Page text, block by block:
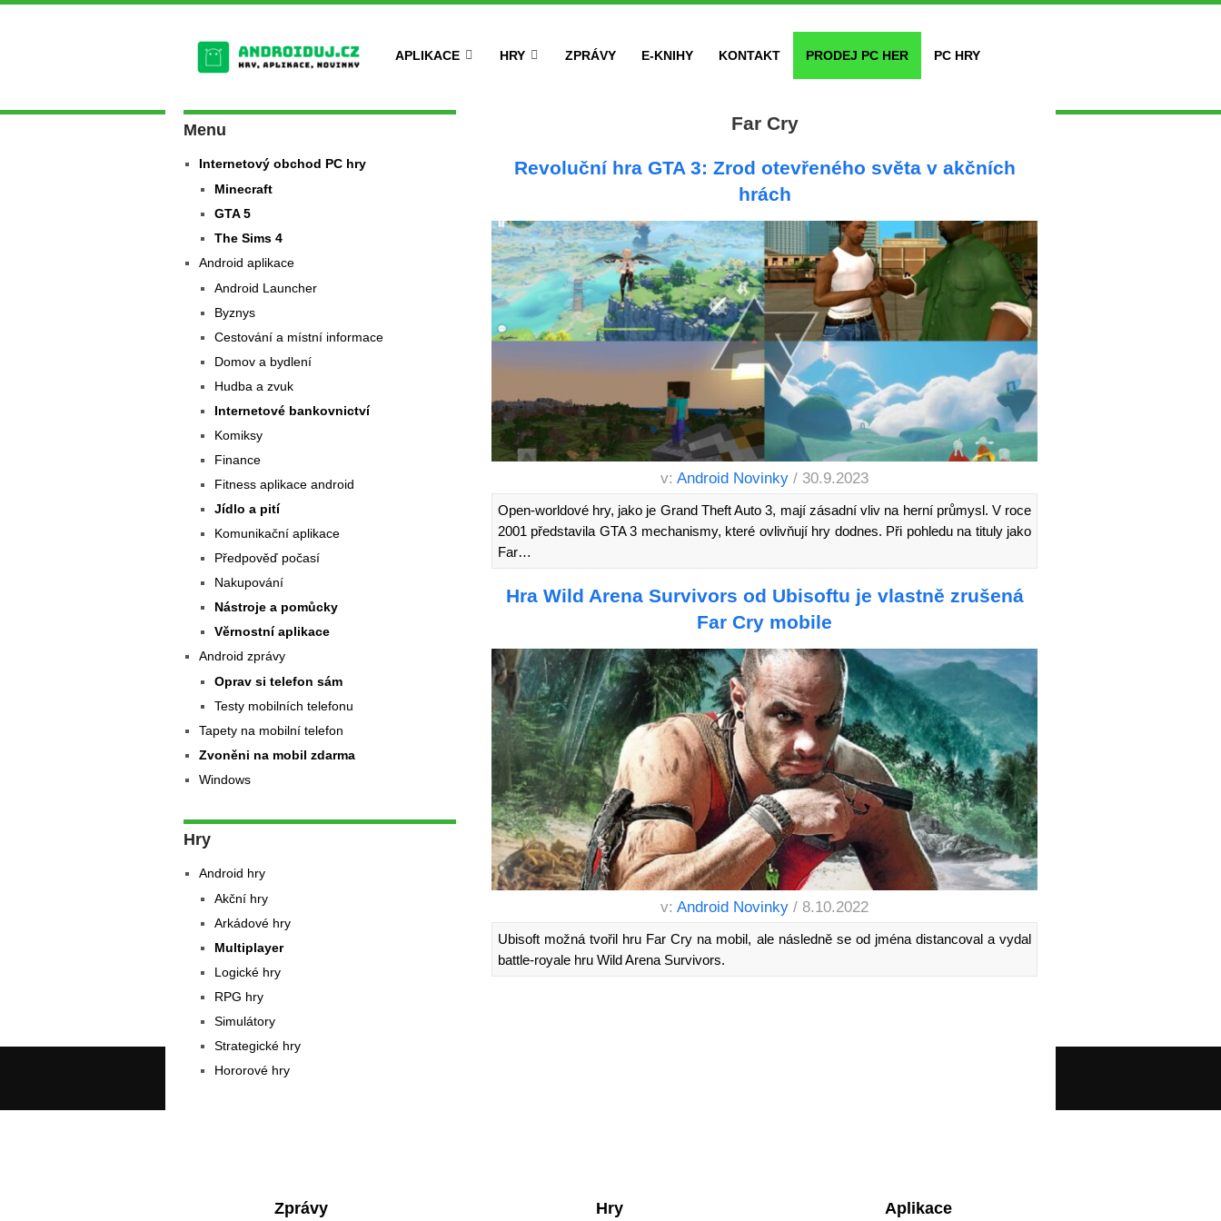
APLIKACE HRY ZPRÁVY E-KNIHY KONTAKT PRODEJ PC HER PC HRY
Far Cry
Revoluční hra GTA 3: Zrod otevřeného světa v akčních
hrách
v:Android Novinky / 30.9.2023
Open-worldové hry, jako je Grand Theft Auto 3, mají zásadní vliv na herní průmysl. V roce
2001 představila GTA 3 mechanismy, které ovlivňují hry dodnes. Při pohledu na tituly jako
Far…
Hra Wild Arena Survivors od Ubisoftu je vlastně zrušená
Far Cry mobile
v:Android Novinky / 8.10.2022
Ubisoft možná tvořil hru Far Cry na mobil, ale následně se od jména distancoval a vydal
battle-royale hru Wild Arena Survivors.
Menu
Internetový obchod PC hry
Minecraft
GTA 5
The Sims 4
Android aplikace
Android Launcher
Byznys
Cestování a místní informace
Domov a bydlení
Hudba a zvuk
Internetové bankovnictví
Komiksy
Finance
Fitness aplikace android
Jídlo a pití
Komunikační aplikace
Předpověď počasí
Nakupování
Nástroje a pomůcky
Věrnostní aplikace
Android zprávy
Oprav si telefon sám
Testy mobilních telefonu
Tapety na mobilní telefon
Zvoněni na mobil zdarma
Windows
Hry
Android hry
Akční hry
Arkádové hry
Multiplayer
Logické hry
RPG hry
Simulátory
Strategické hry
Hororové hry
Zprávy Hry Aplikace